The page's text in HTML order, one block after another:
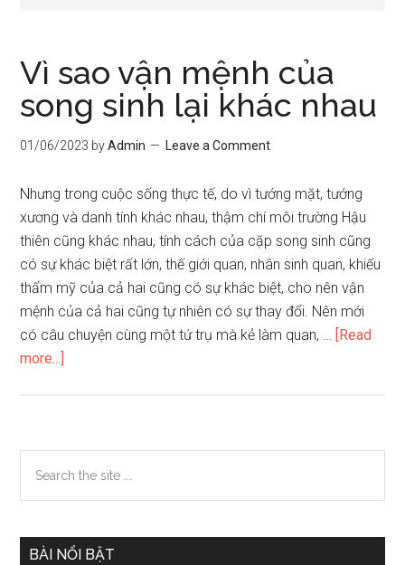
Vì sao vận mệnh của
song sinh lại khác nhau
01/06/2023 byAdmin Leave a Comment
Nhưng trong cuộc sống thực tế, do vì tướng mặt, tướng
xương và danh tính khác nhau, thậm chí môi trường Hậu
thiên cũng khác nhau, tính cách của cặp song sinh cũng
có sự khác biệt rất lớn, thế giới quan, nhân sinh quan, khiếu
thẩm mỹ của cả hai cũng có sự khác biệt, cho nên vận
mệnh của cả hai cũng tự nhiên có sự thay đổi. Nên mới
có câu chuyện cùng một tứ trụ mà kẻ làm quan, … [Read
more...]
mệnh
của
song
lại
Primary
Sidebar
the
BÀI NỔI BẬT